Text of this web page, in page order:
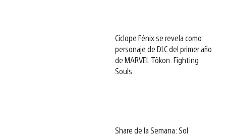
Cíclope Fénix se revela como
personaje de DLC del primer año
de MARVEL Tōkon: Fighting
Souls
Share de la Semana: Sol